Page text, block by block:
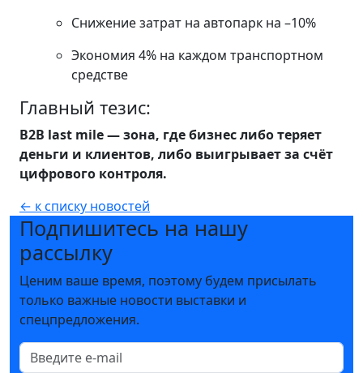
Снижение затрат на автопарк на –10%
Экономия 4% на каждом транспортном
средстве
Главный тезис:
B2B last mile — зона, где бизнес либо теряет
деньги и клиентов, либо выигрывает за счёт
цифрового контроля.
← к списку новостей
Подпишитесь на нашу
рассылку
Ценим ваше время, поэтому будем присылать
только важные новости выставки и
спецпредложения.